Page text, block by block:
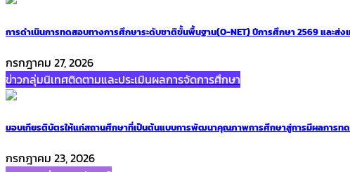
การดำเนินการทดสอบทางการศึกษาระดับชาติขั้นพื้นฐาน(O-NET) ปีการศึกษา 2569 และส่
กรกฎาคม 27, 2026
ข่าวกลุ่มนิเทศติดตามและประเมินผลการจัดการศึกษา
มอบเกียรติบัตรให้แก่สถานศึกษาที่เป็นต้นแบบการพัฒนาคุณภาพการศึกษาสู่การมีผลการทดส
กรกฎาคม 23, 2026